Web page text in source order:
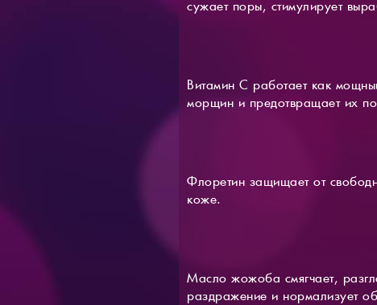
сужает поры, стимулирует
Витамин С работает как
морщин и предотвращает их
Флоретин защищает от
коже.
Масло жожоба смягчает,
раздражение и нормализует